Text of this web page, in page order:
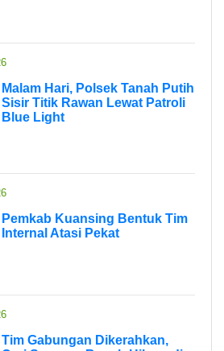
Malam Hari, Polsek Tanah Putih
Sisir Titik Rawan Lewat Patroli
Blue Light
Pemkab Kuansing Bentuk Tim
Internal Atasi Pekat
Tim Gabungan Dikerahkan,